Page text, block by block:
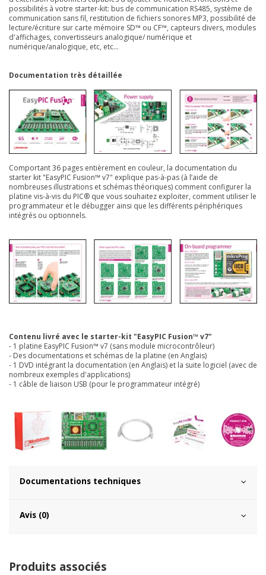
possibilités à votre starter-kit: bus de communication RS485, système de
communication sans fil, restitution de fichiers sonores MP3, possibilité de
lecture/écriture sur carte mémoire SD™ ou CF™, capteurs divers, modules
d'affichages, convertisseurs analogique/ numérique et
numérique/analogique, etc, etc...
Documentation très détaillée
Comportant 36 pages entièrement en couleur, la documentation du
starter kit "EasyPIC Fusion™ v7" explique pas-à-pas (à l’aide de
nombreuses illustrations et schémas théoriques) comment configurer la
platine vis-à-vis du PIC® que vous souhaitez exploiter, comment utiliser le
programmateur et le débugger ainsi que les différents périphériques
intégrés ou optionnels.
Contenu livré avec le starter-kit "EasyPIC Fusion™ v7"
- 1 platine EasyPIC Fusion™ v7 (sans module microcontrôleur)
- Des documentations et schémas de la platine (en Anglais)
- 1 DVD intégrant la documentation (en Anglais) et la suite logiciel (avec de
nombreux exemples d'applications)
- 1 câble de liaison USB (pour le programmateur intégré)
Documentations techniques
Avis (0)
Produits associés